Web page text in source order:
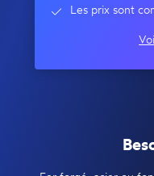
Les prix sont